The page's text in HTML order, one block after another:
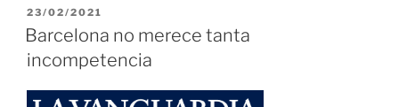
de
y
PUBLICADO
EL
23/02/2021
Barcelona no merece tanta
incompetencia